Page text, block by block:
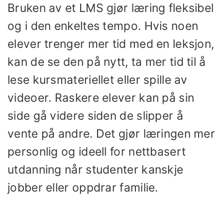
Bruken av et LMS gjør læring fleksibel
og i den enkeltes tempo. Hvis noen
elever trenger mer tid med en leksjon,
kan de se den på nytt, ta mer tid til å
lese kursmateriellet eller spille av
videoer. Raskere elever kan på sin
side gå videre siden de slipper å
vente på andre. Det gjør læringen mer
personlig og ideell for nettbasert
utdanning når studenter kanskje
jobber eller oppdrar familie.